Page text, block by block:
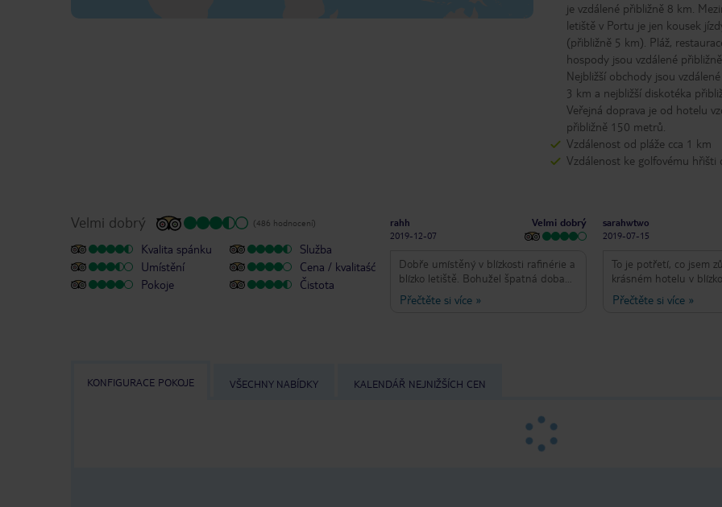
je vzdálené přibližně 8 km.
letiště v Portu je jen kousek
(přibližně 5 km). Pláž,
hospody jsou vzdálené
Nejbližší obchody jsou
3 km a nejbližší diskotéka
Veřejná doprava je od hotelu
přibližně 150 metrů.
Vzdálenost od pláže cca 1 km
Vzdálenost ke golfovému hřišti
Velmi dobrý (486 hodnocení)
Kvalita spánku
Umístění
Pokoje
Služba
Cena / kvalitaść
Čistota
rahh
2019-12-07
Velmi dobrý
Dobře umístěný v blízkosti rafinérie a
blízko letiště. Bohužel špatná doba
roku u bazénu! Spousta krásných
restaurací do 30 minut chůze od
Přečtěte si více »
sarahwtwo
2019-07-15
To je potřetí, co jsem
krásném hotelu v
Porto. Personál je
ochotný a přátelský. .
Přečtěte si více»
KONFIGURACE POKOJE VŠECHNY NABÍDKY KALENDÁŘ NEJNIŽŠÍCH CEN